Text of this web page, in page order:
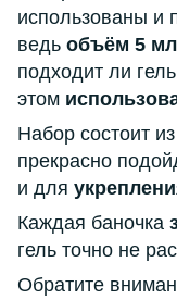
использованы и
ведь объём 5 мл
подходит ли
этом
Набор состоит из
прекрасно
и для
Каждая баночка
гель точно не
Обратите